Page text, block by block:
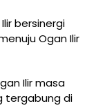
bersinergi
Ogan Ilir
Ilir masa
tergabung di